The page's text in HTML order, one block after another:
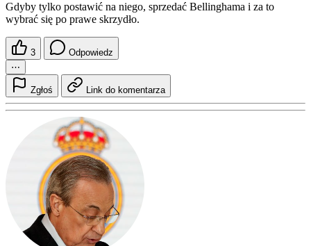
Gdyby tylko postawić na niego, sprzedać Bellinghama i za to
wybrać się po prawe skrzydło.
3
Odpowiedz
⋯
Zgłoś Link do komentarza